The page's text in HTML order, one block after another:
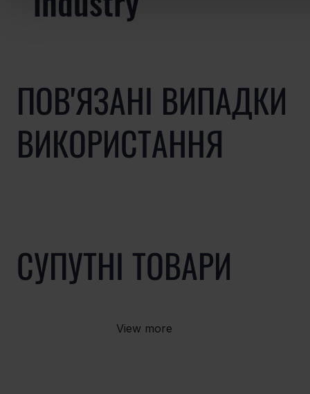
ПОВ'ЯЗАНІ ВИПАДКИ
ВИКОРИСТАННЯ
СУПУТНІ ТОВАРИ
View more